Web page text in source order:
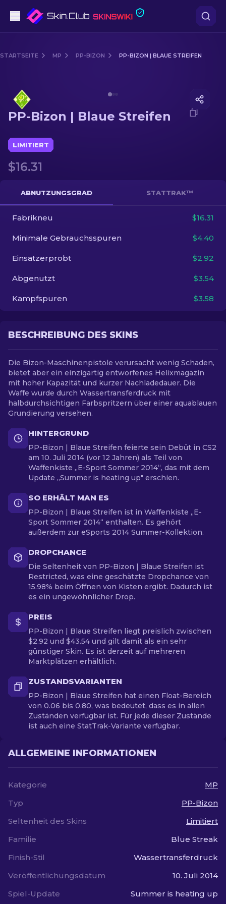
Scharfschützengewehr
Messer
Handschuh
Kisten
Andere
STARTSEITE MP PP-BIZON PP-BIZON | BLAUE STREIFEN
PP-Bizon | Blaue Streifen
LIMITIERT
$16.31
ABNUTZUNGSGRAD STATTRAK™
Fabrikneu $16.31
Minimale Gebrauchsspuren $4.40
Einsatzerprobt $2.92
Abgenutzt $3.54
Kampfspuren $3.58
BESCHREIBUNG DES SKINS
Die Bizon-Maschinenpistole verursacht wenig Schaden,
bietet aber ein einzigartig entworfenes Helixmagazin
mit hoher Kapazität und kurzer Nachladedauer. Die
Waffe wurde durch Wassertransferdruck mit
halbdurchsichtigen Farbspritzern über einer aquablauen
Grundierung versehen.
HINTERGRUND
PP-Bizon | Blaue Streifen feierte sein Debüt in CS2
am 10. Juli 2014 (vor 12 Jahren) als Teil von
Waffenkiste „E-Sport Sommer 2014“, das mit dem
Update „Summer is heating up" erschien.
SO ERHÄLT MAN ES
PP-Bizon | Blaue Streifen ist in Waffenkiste „E-
Sport Sommer 2014“ enthalten. Es gehört
außerdem zur eSports 2014 Summer-Kollektion.
DROPCHANCE
Die Seltenheit von PP-Bizon | Blaue Streifen ist
Restricted, was eine geschätzte Dropchance von
15.98% beim Öffnen von Kisten ergibt. Dadurch ist
es ein ungewöhnlicher Drop.
PREIS
PP-Bizon | Blaue Streifen liegt preislich zwischen
$2.92 und $43.54 und gilt damit als ein sehr
günstiger Skin. Es ist derzeit auf mehreren
Marktplätzen erhältlich.
ZUSTANDSVARIANTEN
PP-Bizon | Blaue Streifen hat einen Float-Bereich
von 0.06 bis 0.80, was bedeutet, dass es in allen
Zuständen verfügbar ist. Für jede dieser Zustände
ist auch eine StatTrak-Variante verfügbar.
ALLGEMEINE INFORMATIONEN
Kategorie
MP
Typ
PP-Bizon
Seltenheit des Skins
Limitiert
Familie
Blue Streak
Finish-Stil
Wassertransferdruck
Veröffentlichungsdatum
10. Juli 2014
Spiel-Update
Summer is heating up